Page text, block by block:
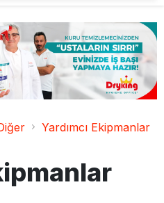
Yardımcı Ekipmanlar